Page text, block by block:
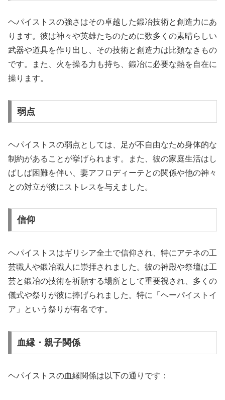
ヘパイストスの強さはその卓越した鍛冶技術と創造力にあ
ります。彼は神々や英雄たちのために数多くの素晴らしい
武器や道具を作り出し、その技術と創造力は比類なきもの
です。また、火を操る力も持ち、鍛冶に必要な熱を自在に
操ります。
弱点
ヘパイストスの弱点としては、足が不自由なため身体的な
制約があることが挙げられます。また、彼の家庭生活はし
ばしば困難を伴い、妻アフロディーテとの関係や他の神々
との対立が彼にストレスを与えました。
信仰
ヘパイストスはギリシア全土で信仰され、特にアテネの工
芸職人や鍛冶職人に崇拝されました。彼の神殿や祭壇は工
芸と鍛冶の技術を祈願する場所として重要視され、多くの
儀式や祭りが彼に捧げられました。特に「ヘーパイストイ
ア」という祭りが有名です。
血縁・親子関係
ヘパイストスの血縁関係は以下の通りです：